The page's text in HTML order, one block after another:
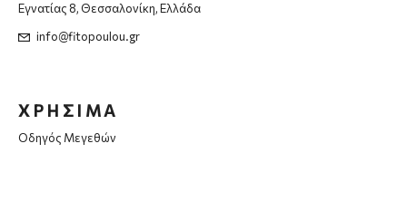
Εγνατίας 8, Θεσσαλονίκη, Ελλάδα
info@fitopoulou.gr
ΧΡΗΣΙΜΑ
Οδηγός Μεγεθών